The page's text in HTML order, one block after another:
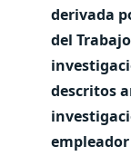
derivada
del
descritos